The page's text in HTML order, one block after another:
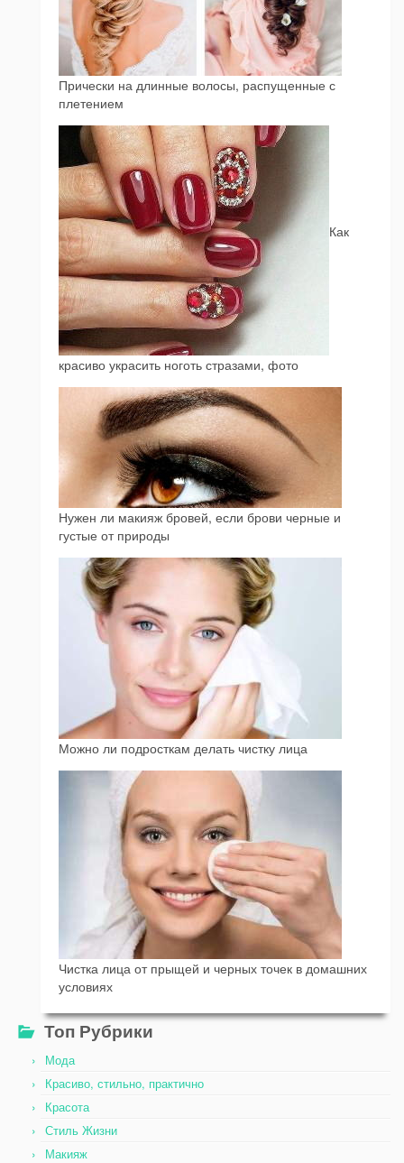
Прически на длинные волосы, распущенные с
плетением
Как
красиво украсить ноготь стразами, фото
Нужен ли макияж бровей, если брови черные и
густые от природы
Можно ли подросткам делать чистку лица
Чистка лица от прыщей и черных точек в домашних
условиях
Топ Рубрики
Мода
Красиво, стильно, практично
Красота
Стиль Жизни
Макияж